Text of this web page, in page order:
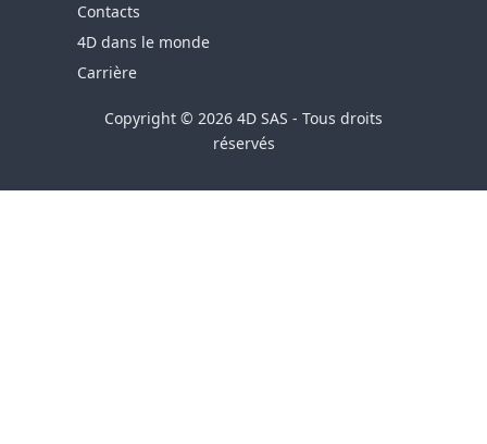
Contacts
4D dans le monde
Carrière
Copyright © 2026 4D SAS - Tous droits
réservés